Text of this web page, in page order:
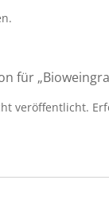
für
veröffentlicht.